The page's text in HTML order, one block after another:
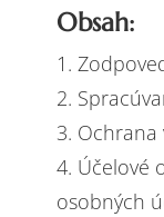
Obsah:
1.
2.
3.
4. Účelové
osobných